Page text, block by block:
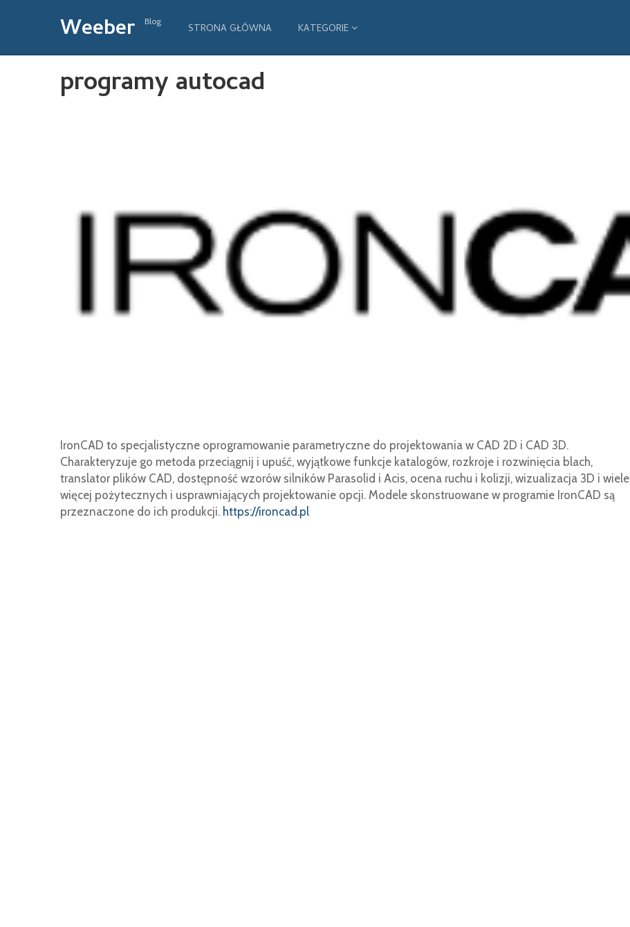
Weeber Blog
STRONA GŁÓWNA KATEGORIE
programy autocad
IronCAD to specjalistyczne oprogramowanie parametryczne do projektowania w CAD 2D i CAD 3D.
Charakteryzuje go metoda przeciągnij i upuść, wyjątkowe funkcje katalogów, rozkroje i rozwinięcia blach,
translator plików CAD, dostępność wzorów silników Parasolid i Acis, ocena ruchu i kolizji, wizualizacja 3D i wiele
więcej pożytecznych i usprawniających projektowanie opcji. Modele skonstruowane w programie IronCAD są
przeznaczone do ich produkcji. https://ironcad.pl